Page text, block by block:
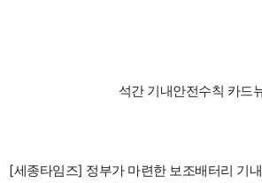
석간 기내안전수칙 카드
[세종타임즈] 정부가 마련한 보조배터리 기